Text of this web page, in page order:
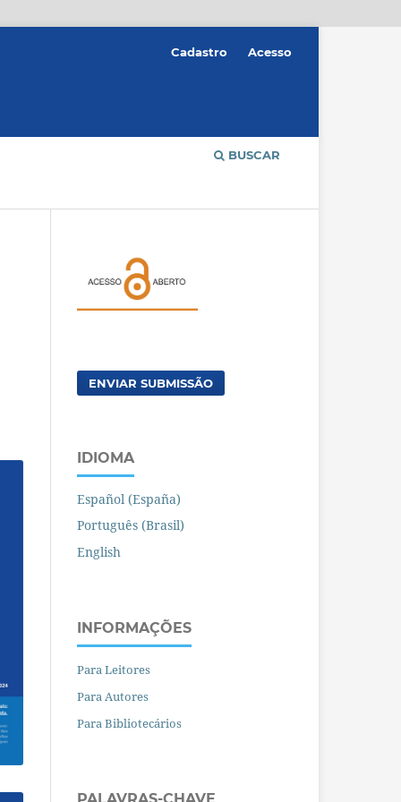
BUSCAR
Cadastro Acesso
ENVIAR SUBMISSÃO
IDIOMA
Español (España)
Português (Brasil)
English
INFORMAÇÕES
Para Leitores
Para Autores
Para Bibliotecários